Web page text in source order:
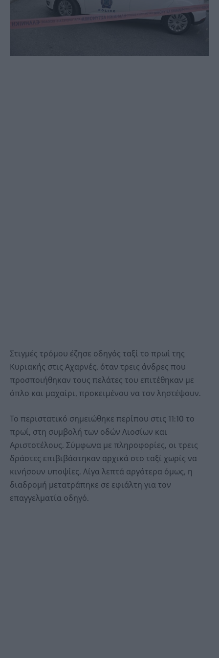
Στιγμές τρόμου έζησε οδηγός ταξί το πρωί της
Κυριακής στις Αχαρνές, όταν τρεις άνδρες που
προσποιήθηκαν τους πελάτες του επιτέθηκαν με
όπλο και μαχαίρι, προκειμένου να τον ληστέψουν.
Το περιστατικό σημειώθηκε περίπου στις 11:10 το
πρωί, στη συμβολή των οδών Λιοσίων και
Αριστοτέλους. Σύμφωνα με πληροφορίες, οι τρεις
δράστες επιβιβάστηκαν αρχικά στο ταξί χωρίς να
κινήσουν υποψίες. Λίγα λεπτά αργότερα όμως, η
διαδρομή μετατράπηκε σε εφιάλτη για τον
επαγγελματία οδηγό.